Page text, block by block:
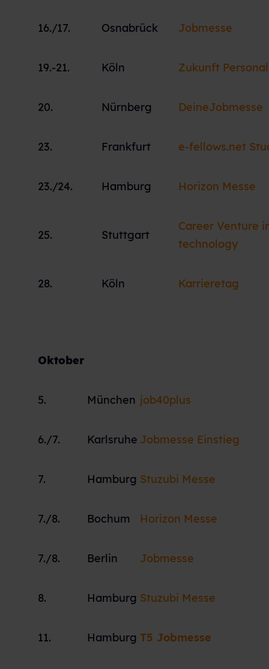
16./17. Osnabrück Jobmesse
19.-21. Köln Zukunft Personal
20. Nürnberg DeineJobmesse
23. Frankfurt e-fellows.net
23./24. Hamburg Horizon Messe
25. Stuttgart
Career Venture
technology
28. Köln Karrieretag
Oktober
5. München job40plus
6./7. Karlsruhe Jobmesse Einstieg
7. Hamburg Stuzubi Messe
7./8. Bochum Horizon Messe
7./8. Berlin Jobmesse
8. Hamburg Stuzubi Messe
11. Hamburg T5 Jobmesse